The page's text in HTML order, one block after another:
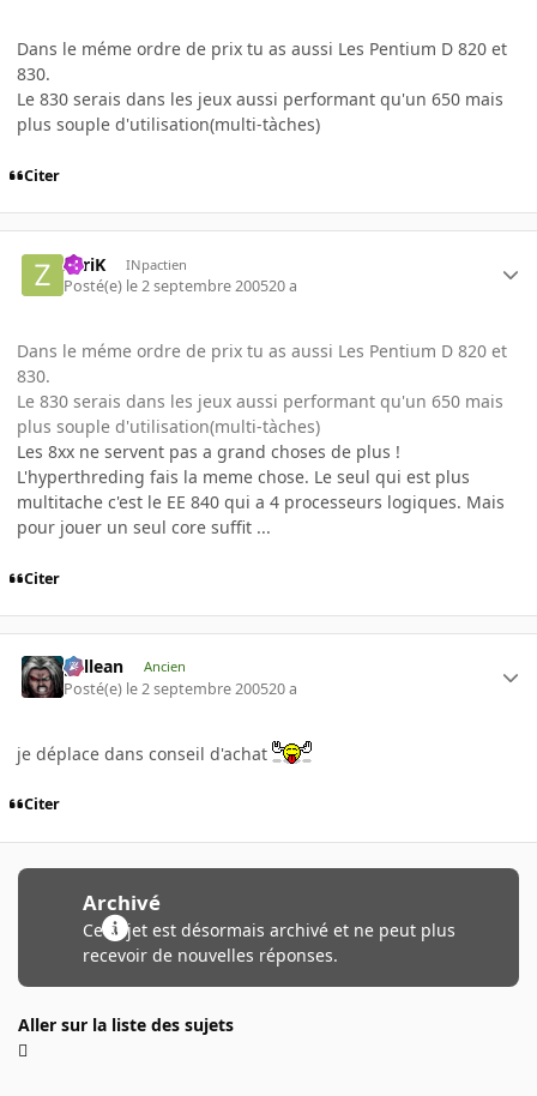
Dans le méme ordre de prix tu as aussi Les Pentium D 820 et
830.
Le 830 serais dans les jeux aussi performant qu'un 650 mais
plus souple d'utilisation(multi-tàches)
Citer
ZyriK INpactien
Posté(e) le 2 septembre 200520 a
Dans le méme ordre de prix tu as aussi Les Pentium D 820 et
830.
Le 830 serais dans les jeux aussi performant qu'un 650 mais
plus souple d'utilisation(multi-tàches)
Les 8xx ne servent pas a grand choses de plus !
L'hyperthreding fais la meme chose. Le seul qui est plus
multitache c'est le EE 840 qui a 4 processeurs logiques. Mais
pour jouer un seul core suffit ...
Citer
gallean Ancien
Posté(e) le 2 septembre 200520 a
je déplace dans conseil d'achat
Citer
Archivé
Ce sujet est désormais archivé et ne peut plus
recevoir de nouvelles réponses.
Aller sur la liste des sujets